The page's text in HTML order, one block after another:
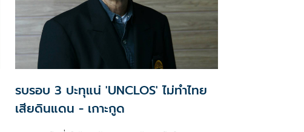
รบรอบ 3 ปะทุแน่ 'UNCLOS' ไม่ทำไทย
เสียดินแดน - เกาะกูด